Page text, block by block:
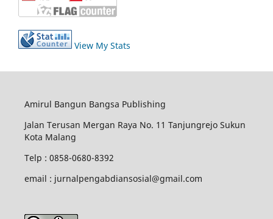
View My Stats
Amirul Bangun Bangsa Publishing
Jalan Terusan Mergan Raya No. 11 Tanjungrejo Sukun
Kota Malang
Telp : 0858-0680-8392
email : jurnalpengabdiansosial@gmail.com